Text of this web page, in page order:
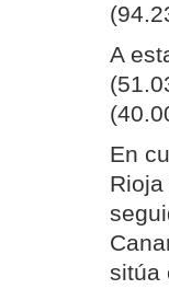
A
En
sitúa